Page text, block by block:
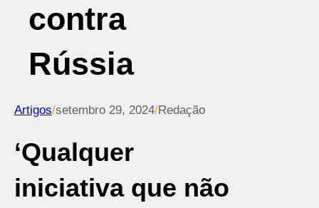
contra
Rússia
Artigos/setembro 29, 2024/Redação
‘Qualquer
iniciativa que não